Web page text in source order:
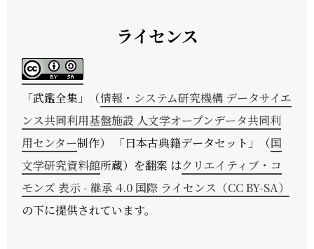
ライセンス
「武鑑全集 」（情報・システム研究機構 データサイエ
ンス共同利用基盤施設 人文学オープンデータ共同利
用センター制作） 「日本古典籍データセット」（国
文学研究資料館所蔵）を翻案 はクリエイティブ・コ
モンズ 表示 - 継承 4.0 国際 ライセンス（CC BY-SA）
の下に提供されています。